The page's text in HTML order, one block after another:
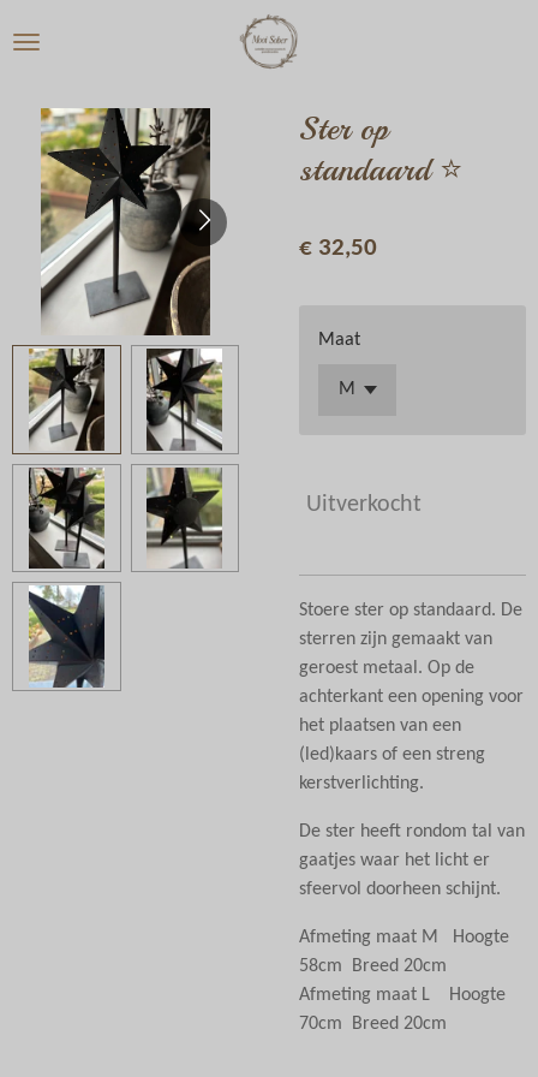
direct
hoofdinhoud
Ster op
standaard ⭐️
€ 32,50
Maat
Uitverkocht
Stoere ster op standaard. De
sterren zijn gemaakt van
geroest metaal. Op de
achterkant een opening voor
het plaatsen van een
(led)kaars of een streng
kerstverlichting.
De ster heeft rondom tal van
gaatjes waar het licht er
sfeervol doorheen schijnt.
Afmeting maat M Hoogte
58cm Breed 20cm
Afmeting maat L Hoogte
70cm Breed 20cm